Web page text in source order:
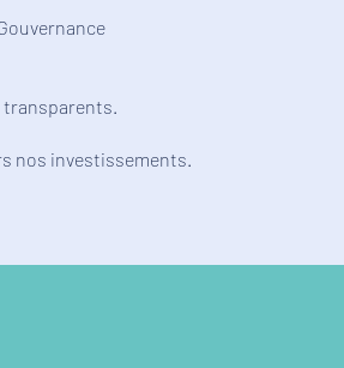
transparents.
nos investissements.